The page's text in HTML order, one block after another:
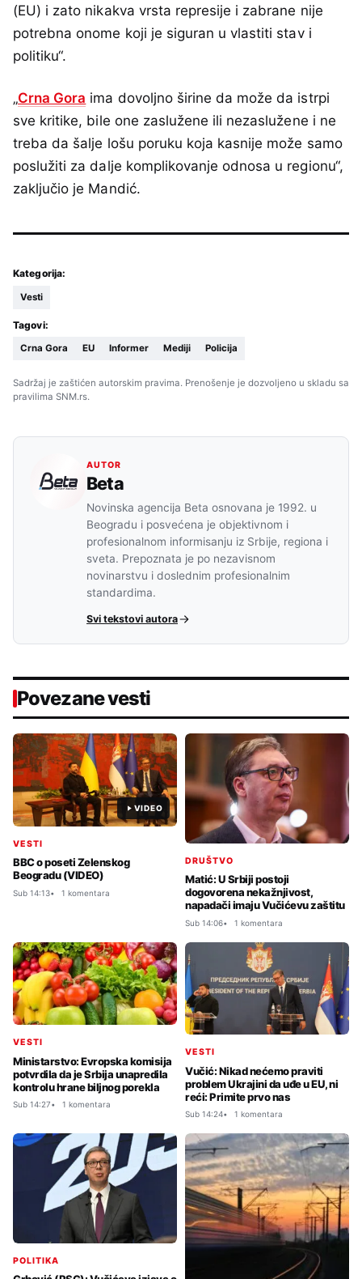
(EU) i zato nikakva vrsta represije i zabrane nije
potrebna onome koji je siguran u vlastiti stav i
politiku“.
„Crna Gora ima dovoljno širine da može da istrpi
sve kritike, bile one zaslužene ili nezaslužene i ne
treba da šalje lošu poruku koja kasnije može samo
poslužiti za dalje komplikovanje odnosa u regionu“,
zaključio je Mandić.
Kategorija:
Vesti
Tagovi:
Crna Gora EU Informer Mediji Policija
Sadržaj je zaštićen autorskim pravima. Prenošenje je dozvoljeno u skladu sa
pravilima SNM.rs.
AUTOR
Beta
Novinska agencija Beta osnovana je 1992. u
Beogradu i posvećena je objektivnom i
profesionalnom informisanju iz Srbije, regiona i
sveta. Prepoznata je po nezavisnom
novinarstvu i doslednim profesionalnim
standardima.
Svi tekstovi autora
Povezane vesti
VIDEO
VESTI
BBC o poseti Zelenskog
Beogradu (VIDEO)
Sub 14:13 1 komentara
DRUŠTVO
Matić: U Srbiji postoji
dogovorena nekažnjivost,
napadači imaju Vučićevu zaštitu
Sub 14:06 1 komentara
VESTI
Ministarstvo: Evropska komisija
potvrdila da je Srbija unapredila
kontrolu hrane biljnog porekla
Sub 14:27 1 komentara
VESTI
Vučić: Nikad nećemo praviti
problem Ukrajini da uđe u EU, ni
reći: Primite prvo nas
Sub 14:24 1 komentara
POLITIKA